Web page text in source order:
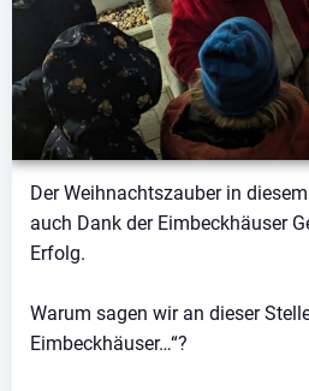
Der Weihnachtszauber in
auch Dank der Eimbeckhäuser
Erfolg.
Warum sagen wir an dieser
Eimbeckhäuser…“?